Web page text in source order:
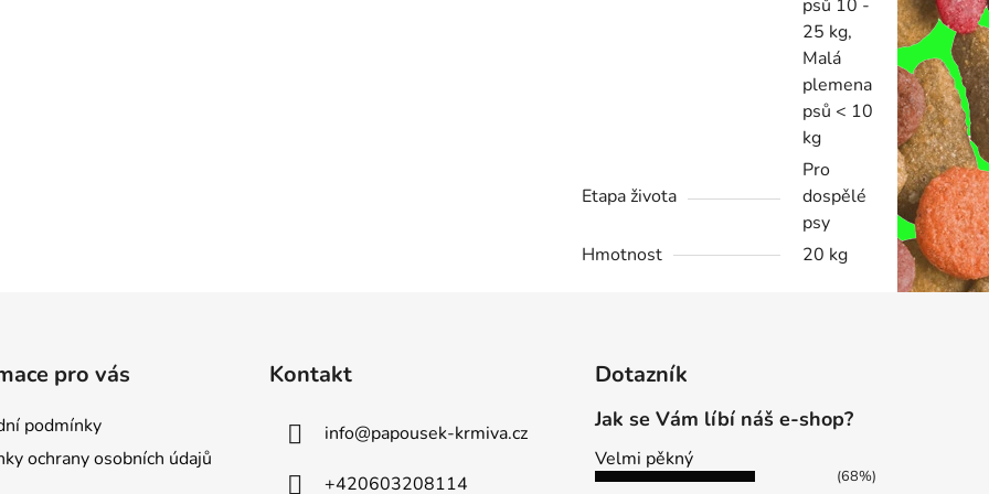
psů 10 -
25 kg,
Malá
plemena
psů < 10
kg
Etapa života
Pro
dospělé
psy
Hmotnost
20 kg
pro vás
podmínky
ochrany osobních údajů
Kontakt
info@papousek-krmiva.cz
+420603208114
Dotazník
Jak se Vám líbí náš e-shop?
Velmi pěkný
(68%)